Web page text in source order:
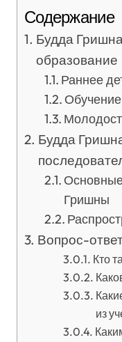
Содержание
Будда
образование
Раннее
Будда
Гришны
Вопрос-
Кто
из